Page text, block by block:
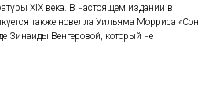
XIX века. В настоящем издании в
также новелла Уильяма Морриса «Сон
Зинаиды Венгеровой, который не